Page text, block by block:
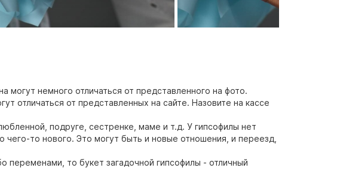
могут немного отличаться от представленного на фото.
отличаться от представленных на сайте. Назовите на кассе
подруге, сестренке, маме и т.д. У гипсофилы нет
то нового. Это могут быть и новые отношения, и переезд,
переменами, то букет загадочной гипсофилы - отличный